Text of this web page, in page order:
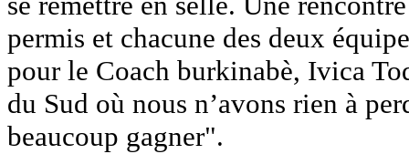
permis et chacune des deux
pour le Coach burkinabè, Ivica
du Sud où nous n’avons rien à
beaucoup gagner".